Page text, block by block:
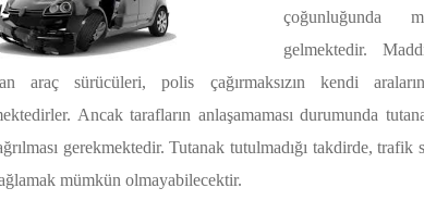
çoğunluğunda
gelmektedir.
araç sürücüleri, polis çağırmaksızın kendi
Ancak tarafların anlaşamaması durumunda
gerekmektedir. Tutanak tutulmadığı takdirde, trafik
mümkün olmayabilecektir.